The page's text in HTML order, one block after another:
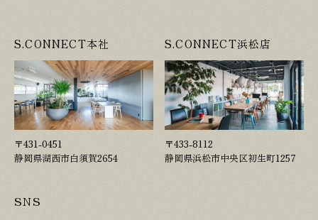
S.CONNECT本社
〒431-0451
静岡県湖西市白須賀2654
S.CONNECT浜松店
〒433-8112
静岡県浜松市中央区初生町1257
SNS